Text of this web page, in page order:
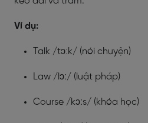
Ví dụ:
Talk /tɔːk/ (nói chuyện)
Law /lɔː/ (luật pháp)
Course /kɔːs/ (khóa học)